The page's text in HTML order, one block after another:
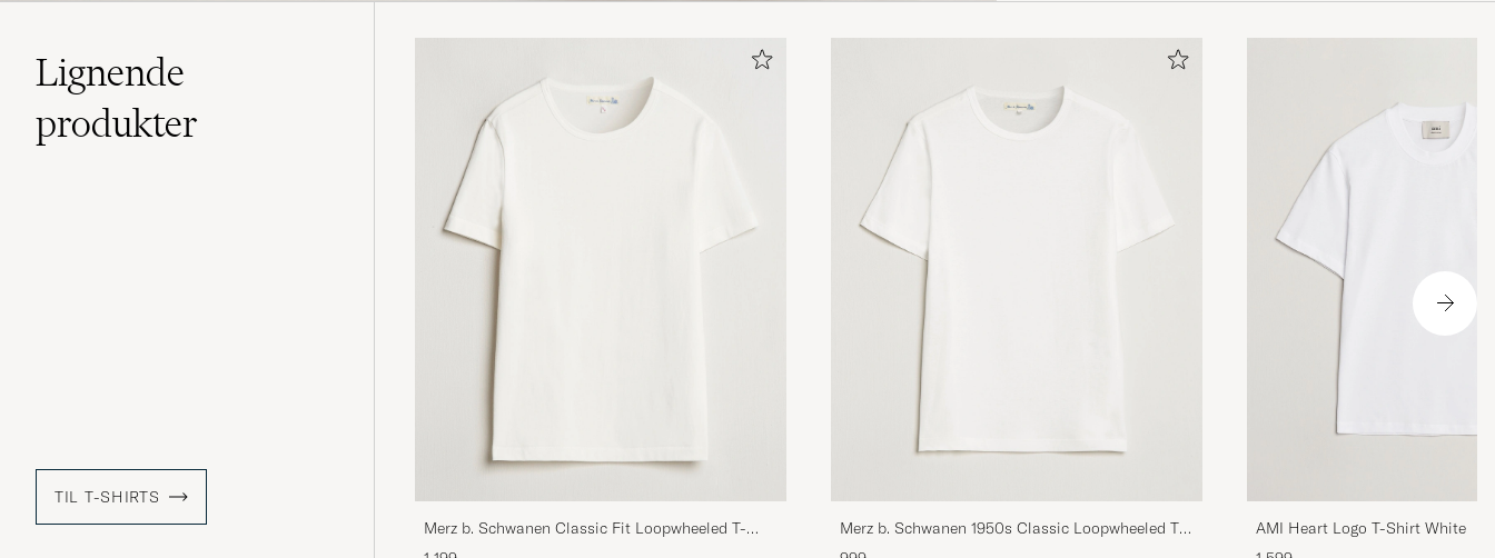
Lignende
produkter
TIL T-SHIRTS
Merz b. Schwanen Classic Fit Loopwheeled T-
Shirt White
Merz b. Schwanen 1950s Classic Loopwheeled T-
shirt White
AMI Heart Logo T-Shirt White